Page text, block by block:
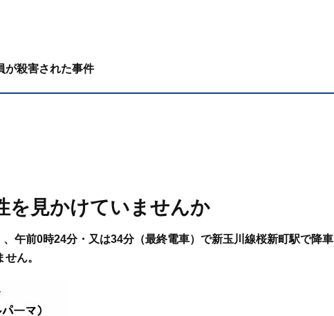
が殺害された事件
を見かけていませんか
午前0時24分・又は34分（最終電車）で新玉川線桜新町駅で降車
ん。